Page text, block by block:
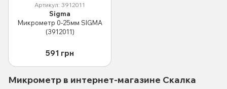
Артикул: 3912011
Sigma
Микрометр 0-25мм SIGMA
(3912011)
591 грн
Микрометр в интернет-магазине Скалка